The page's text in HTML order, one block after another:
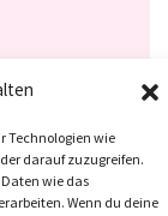
Technologien wie
darauf zuzugreifen.
wie das
Wenn du deine